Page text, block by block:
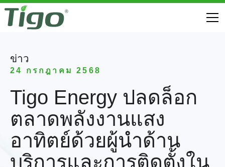
ข่าว
24 กรกฎาคม 2568
Tigo Energy ปลดล็อก
ตลาดพลังงานแสง
อาทิตย์ด้วยผู้นำด้าน
บริการและการติดตั้งใน